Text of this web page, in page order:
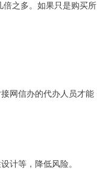
倍之多。如果只是购买所
网信办的代办人员才能
计等，降低风险。